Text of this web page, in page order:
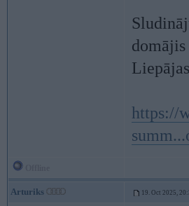
domājis
https://
Arturiks 19. Oct 2025,